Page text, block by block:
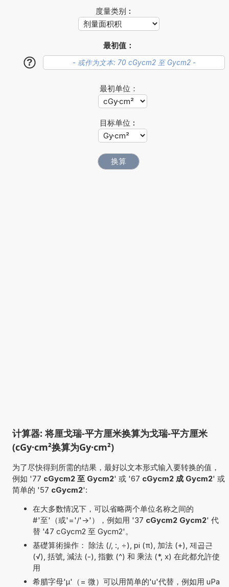
度量类别︰
最初值：
?
最初单位：
目标单位︰
计算器: 将厘戈瑞-平方厘米换算为戈瑞-平方厘米
(cGy·cm²换算为Gy·cm²)
为了尽快得到所需的结果，最好以文本形式输入要转换的值，
例如 '77 cGycm2 至 Gycm2' 或 '67 cGycm2 成 Gycm2' 或
简单的 '57 cGycm2':
在大多数情况下，可以省略两个单位名称之间的
#'至'（或'='/'->'），例如用 '37 cGycm2 Gycm2' 代
替 '47 cGycm2 至 Gycm2'。
基礎算術操作： 除法 (/, :, ÷), pi (π), 加法 (+), 제곱근
(√), 括號, 減法 (-), 指數 (^) 和 乘法 (*, x) 在此都允許使
用
希腊字母'µ'（= 微）可以用简单的'u'代替，例如用 uPa